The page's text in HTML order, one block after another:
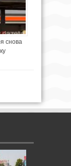
снова